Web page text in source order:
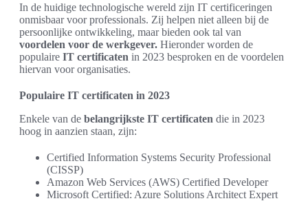
In de huidige technologische wereld zijn IT certificeringen
onmisbaar voor professionals. Zij helpen niet alleen bij de
persoonlijke ontwikkeling, maar bieden ook tal van
voordelen voor de werkgever. Hieronder worden de
populaire IT certificaten in 2023 besproken en de voordelen
hiervan voor organisaties.
Populaire IT certificaten in 2023
Enkele van de belangrijkste IT certificaten die in 2023
hoog in aanzien staan, zijn:
Certified Information Systems Security Professional
(CISSP)
Amazon Web Services (AWS) Certified Developer
Microsoft Certified: Azure Solutions Architect Expert